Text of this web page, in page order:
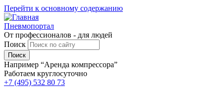
Перейти к основному содержанию
Пневмопортал
От профессионалов - для людей
Поиск
Например “Аренда компрессора”
Работаем круглосуточно
+7 (495) 532 80 73